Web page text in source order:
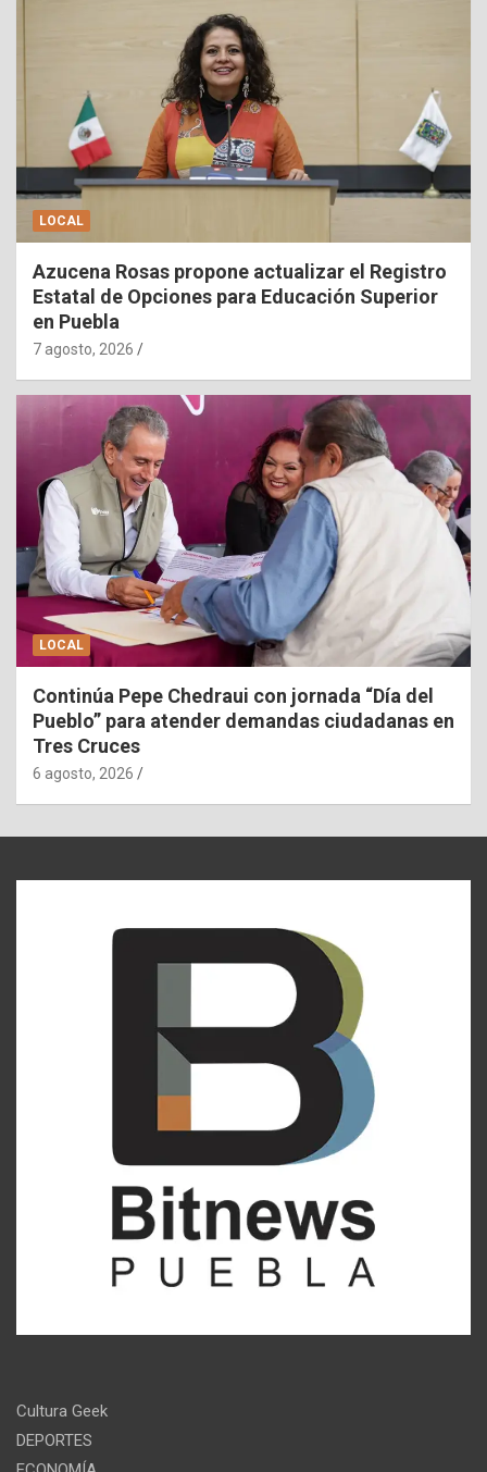
LOCAL
Azucena Rosas propone actualizar el Registro
Estatal de Opciones para Educación Superior
en Puebla
7 agosto, 2026
LOCAL
Continúa Pepe Chedraui con jornada “Día del
Pueblo” para atender demandas ciudadanas en
Tres Cruces
6 agosto, 2026
Cultura Geek
DEPORTES